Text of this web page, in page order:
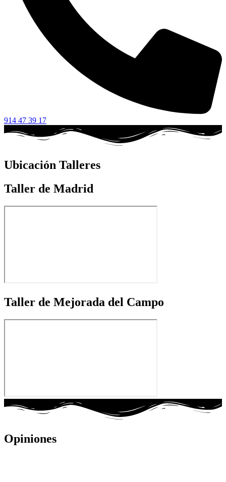
914 47 39 17
Ubicación Talleres
Taller de Madrid
Taller de Mejorada del Campo
Opiniones